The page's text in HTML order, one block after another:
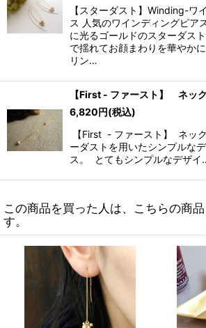
【スターダスト】Winding-
ス 人気のワインディングピア
に光るゴールドのスターダス
で揺れてお顔まわりを華やか
リン…
【First - ファースト】 ネッ
6,820円(税込)
【First - ファースト】 ネッ
ーダストを用いたシンプルな
ス。 とてもシンプルなデザイ
この商品を買った人は、こちらの商
す。